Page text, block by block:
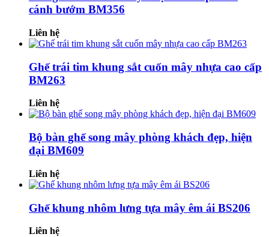
cánh bướm BM356
Liên hệ
Ghế trái tim khung sắt cuốn mây nhựa cao cấp
BM263
Liên hệ
Bộ bàn ghế song mây phòng khách đẹp, hiện
đại BM609
Liên hệ
Ghế khung nhôm lưng tựa mây êm ái BS206
Liên hệ